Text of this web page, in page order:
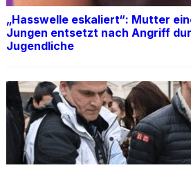
„Hasswelle eskaliert“: Mutter
Jungen entsetzt nach Angriff
Jugendliche